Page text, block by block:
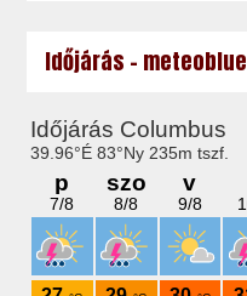
Időjárás - meteoblue